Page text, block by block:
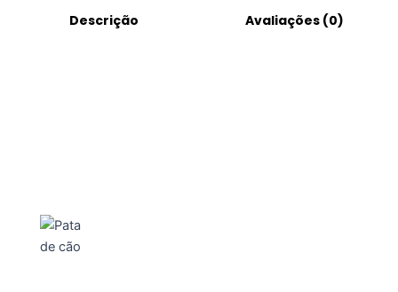
Descrição Avaliações (0)